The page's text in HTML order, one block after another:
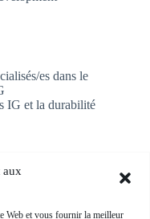
aux
Web et vous fournir la meilleur
es dans le
IG et la durabilité